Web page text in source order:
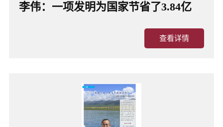
李伟：一项发明为国家节省了3.84亿
查看详情